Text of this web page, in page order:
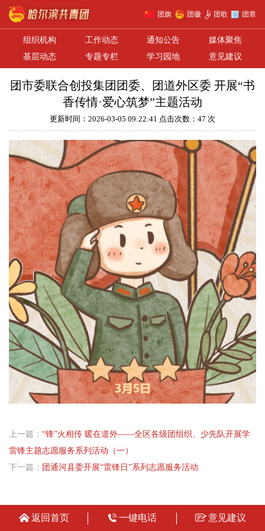
团旗 团徽 团歌 团章
组织机构 工作动态 通知公告
媒体聚焦
基层动态
专题专栏 学习园地 意见建议
团市委联合创投集团团委、团道外区委 开展“书
香传情·爱心筑梦”主题活动
更新时间：2026-03-05 09:22:41 点击次数：47 次
上一篇： “锋”火相传 暖在道外——全区各级团组织、少先队开展学
雷锋主题志愿服务系列活动（一）
下一篇： 团通河县委开展“雷锋日”系列志愿服务活动
返回首页 一键电话 意见建议